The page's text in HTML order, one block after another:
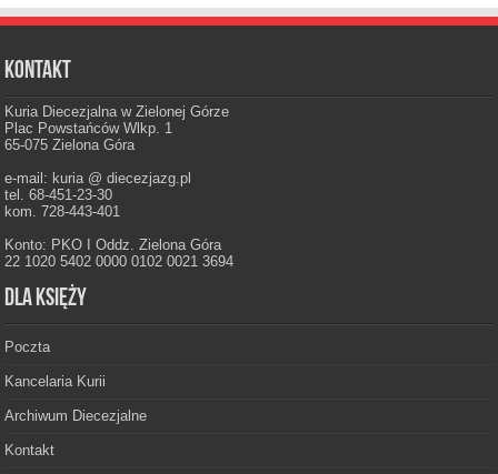
Kontakt
Kuria Diecezjalna w Zielonej Górze
Plac Powstańców Wlkp. 1
65-075 Zielona Góra
e-mail: kuria @ diecezjazg.pl
tel. 68-451-23-30
kom. 728-443-401
Konto: PKO I Oddz. Zielona Góra
22 1020 5402 0000 0102 0021 3694
Dla księży
Poczta
Kancelaria Kurii
Archiwum Diecezjalne
Kontakt